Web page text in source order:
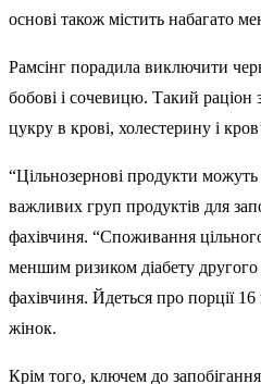
основі також містить набагато
Рамсінг порадила виключити
бобові і сочевицю. Такий раціон
цукру в крові, холестерину і
“Цільнозернові продукти
важливих груп продуктів для
фахівчиня. “Споживання
меншим ризиком діабету
фахівчиня. Йдеться про порції 16
жінок.
Крім того, ключем до